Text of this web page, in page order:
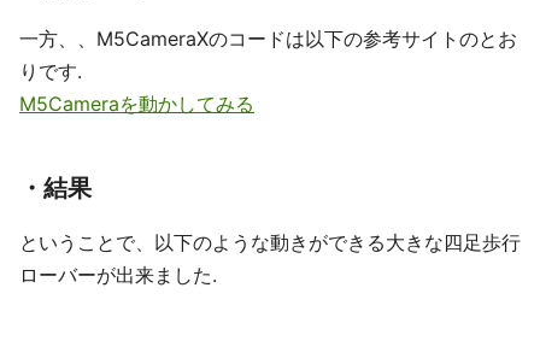
一方、、M5CameraXのコードは以下の参考サイトのとお
りです.
M5Cameraを動かしてみる
・結果
ということで、以下のような動きができる大きな四足歩行
ローバーが出来ました.